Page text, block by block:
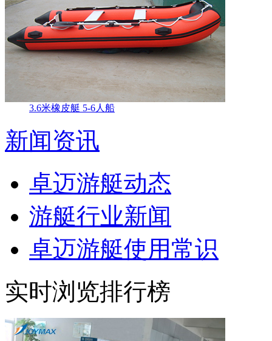
3.6米橡皮艇 5-6人船
新闻资讯
卓迈游艇动态
游艇行业新闻
卓迈游艇使用常识
实时浏览排行榜